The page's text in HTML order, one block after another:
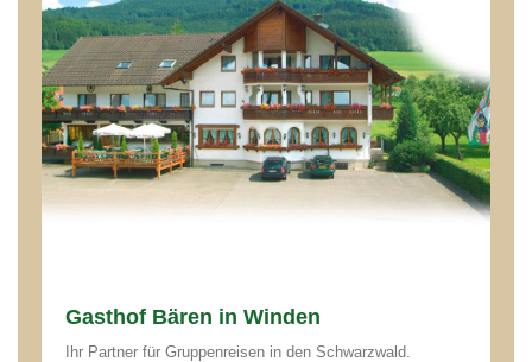
Gasthof Bären in Winden
Ihr Partner für Gruppenreisen in den Schwarzwald.